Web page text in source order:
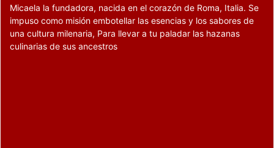
Micaela la fundadora, nacida en el corazón de Roma, Italia. Se
impuso como misión embotellar las esencias y los sabores de
una cultura milenaria, Para llevar a tu paladar las hazanas
culinarias de sus ancestros